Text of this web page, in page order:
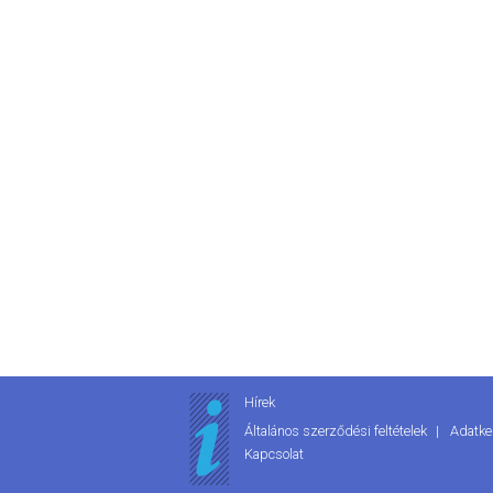
Hírek
Általános szerződési feltételek
Kapcsolat